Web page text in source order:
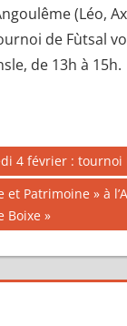
(Léo,
de Fùtsal
de 13h à 15h.
4 février : tournoi
et Patrimoine » à
Boixe